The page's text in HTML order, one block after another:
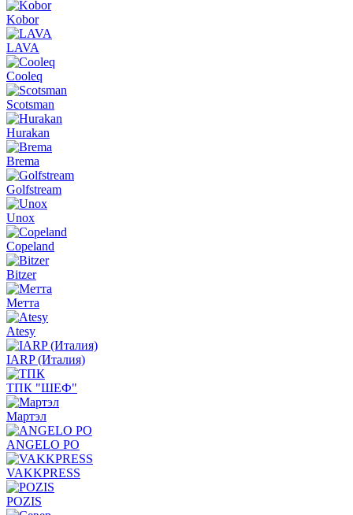
Kobor
LAVA
Cooleq
Scotsman
Hurakan
Brema
Golfstream
Unox
Copeland
Bitzer
Метта
Atesy
IARP (Италия)
ТПК "ШЕФ"
Мартэл
ANGELO PO
VAKKPRESS
POZIS